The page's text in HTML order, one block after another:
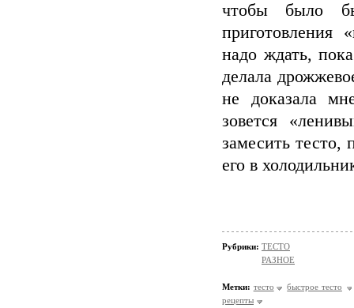
чтобы было
приготовления
надо ждать,
делала
не доказала
зовется
замесить тесто,
его в
Рубрики: ТЕСТО
РАЗНОЕ
Метки: тесто
быстрое тесто
рецепты